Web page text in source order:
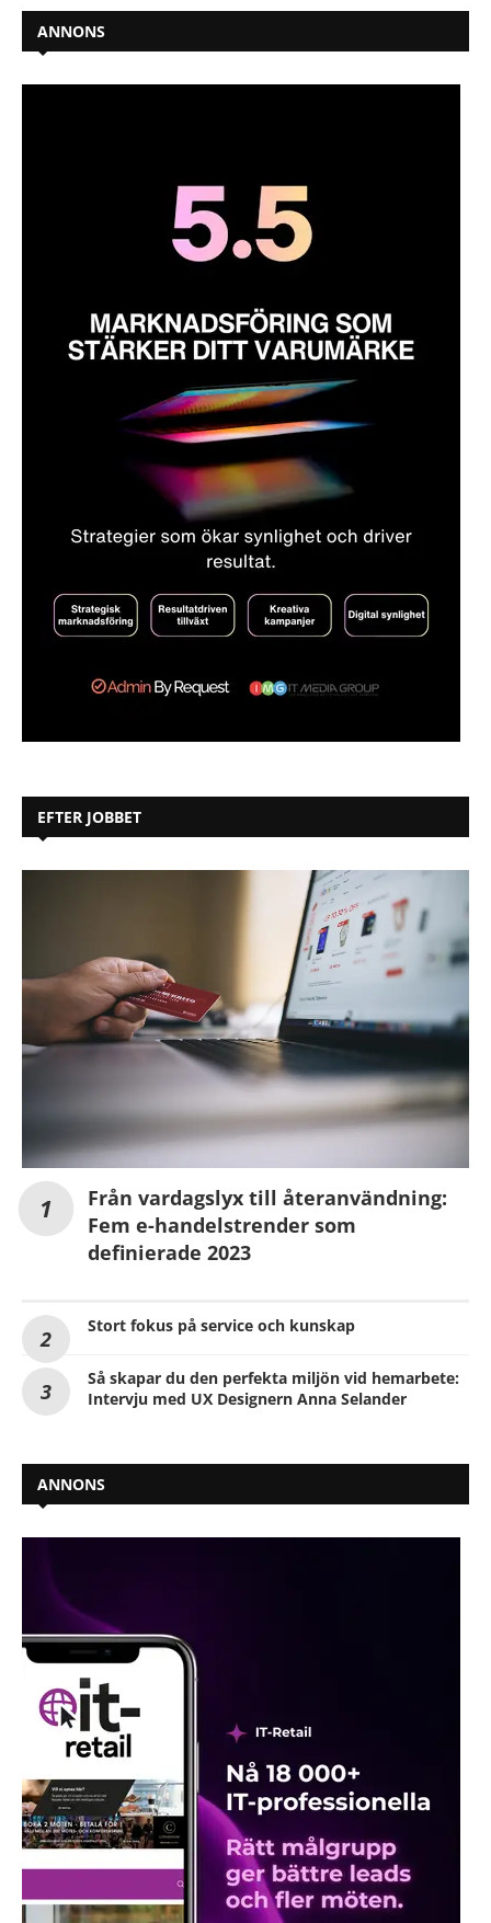
ANNONS
EFTER JOBBET
Från vardagslyx till återanvändning:
Fem e-handelstrender som
definierade 2023
Stort fokus på service och kunskap
Så skapar du den perfekta miljön vid hemarbete:
Intervju med UX Designern Anna Selander
ANNONS